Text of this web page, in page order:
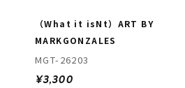
（What it isNt）ART BY
MARKGONZALES
MGT-26203
¥3,300